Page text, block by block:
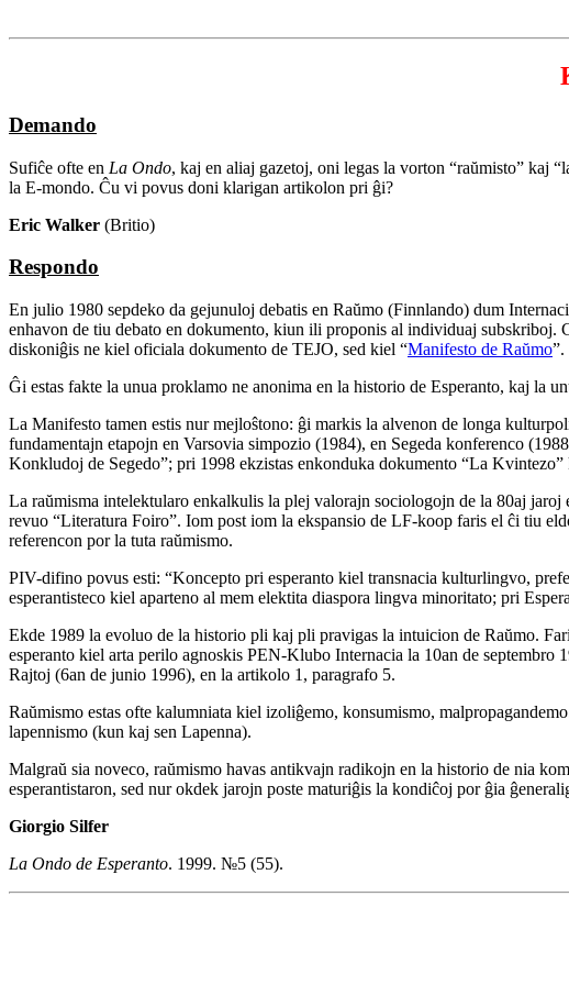
Demando
Sufiĉe ofte en La Ondo, kaj en aliaj gazetoj, oni legas la vorton “raŭmisto” kaj
la E-mondo. Ĉu vi povus doni klarigan artikolon pri ĝi?
Eric Walker (Britio)
Respondo
En julio 1980 sepdeko da gejunuloj debatis en Raŭmo (Finnlando) dum
enhavon de tiu debato en dokumento, kiun ili proponis al individuaj
diskoniĝis ne kiel oficiala dokumento de TEJO, sed kiel “Manifesto de Raŭmo”.
Ĝi estas fakte la unua proklamo ne anonima en la historio de Esperanto, kaj la
La Manifesto tamen estis nur mejloŝtono: ĝi markis la alvenon de longa
fundamentajn etapojn en Varsovia simpozio (1984), en Segeda konferenco
Konkludoj de Segedo”; pri 1998 ekzistas enkonduka dokumento “La
La raŭmisma intelektularo enkalkulis la plej valorajn sociologojn de la 80aj
revuo “Literatura Foiro”. Iom post iom la ekspansio de LF-koop faris el ĉi tiu
referencon por la tuta raŭmismo.
PIV-difino povus esti: “Koncepto pri esperanto kiel transnacia kulturlingvo,
esperantisteco kiel aparteno al mem elektita diaspora lingva minoritato; pri
Ekde 1989 la evoluo de la historio pli kaj pli pravigas la intuicion de Raŭmo.
esperanto kiel arta perilo agnoskis PEN-Klubo Internacia la 10an de
Rajtoj (6an de junio 1996), en la artikolo 1, paragrafo 5.
Raŭmismo estas ofte kalumniata kiel izoliĝemo, konsumismo,
lapennismo (kun kaj sen Lapenna).
Malgraŭ sia noveco, raŭmismo havas antikvajn radikojn en la historio de nia
esperantistaron, sed nur okdek jarojn poste maturiĝis la kondiĉoj por ĝia
Giorgio Silfer
La Ondo de Esperanto. 1999. №5 (55).